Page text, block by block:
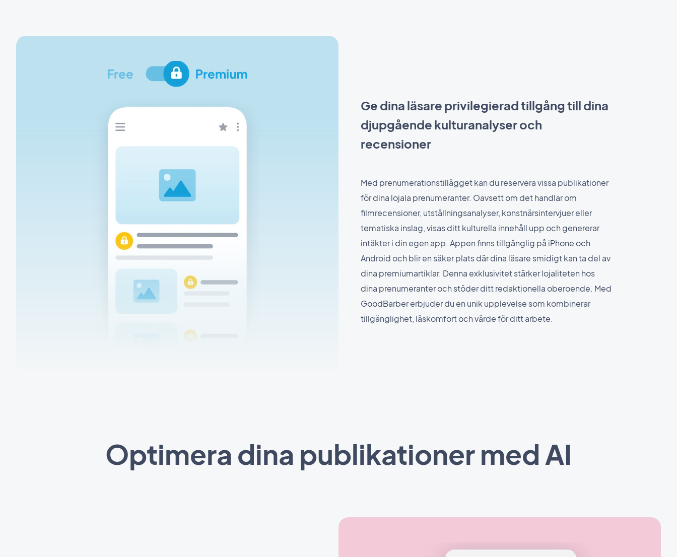
Ge dina läsare privilegierad tillgång till dina
djupgående kulturanalyser och
recensioner
Med prenumerationstillägget kan du reservera vissa publikationer
för dina lojala prenumeranter. Oavsett om det handlar om
filmrecensioner, utställningsanalyser, konstnärsintervjuer eller
tematiska inslag, visas ditt kulturella innehåll upp och genererar
intäkter i din egen app. Appen finns tillgänglig på iPhone och
Android och blir en säker plats där dina läsare smidigt kan ta del av
dina premiumartiklar. Denna exklusivitet stärker lojaliteten hos
dina prenumeranter och stöder ditt redaktionella oberoende. Med
GoodBarber erbjuder du en unik upplevelse som kombinerar
tillgänglighet, läskomfort och värde för ditt arbete.
Optimera dina publikationer med AI